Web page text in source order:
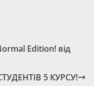
Edition! від
5 КУРСУ!